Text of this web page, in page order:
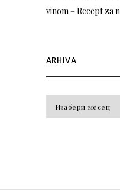
vinom – Recept za
ARHIVA